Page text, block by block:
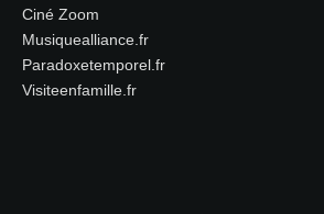
Ciné Zoom
Musiquealliance.fr
Paradoxetemporel.fr
Visiteenfamille.fr